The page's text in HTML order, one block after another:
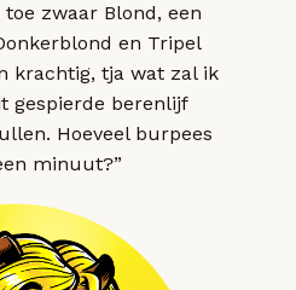
zwaar Blond, een
en Tripel
krachtig, tja wat zal ik
gespierde berenlijf
Hoeveel burpees
minuut?”